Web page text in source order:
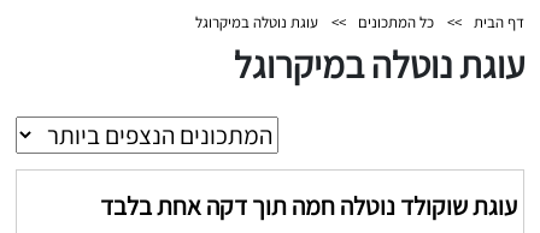
דף הבית >> כל המתכונים >> עוגת נוטלה במיקרוגל
עוגת נוטלה במיקרוגל
עוגת שוקולד נוטלה חמה תוך דקה אחת בלבד